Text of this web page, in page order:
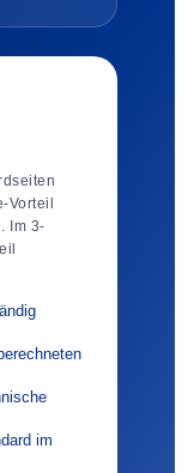
Vorteil
Im 3-
im